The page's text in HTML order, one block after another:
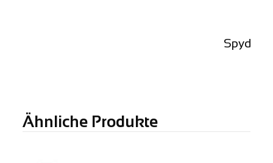
Spyder
Ähnliche Produkte